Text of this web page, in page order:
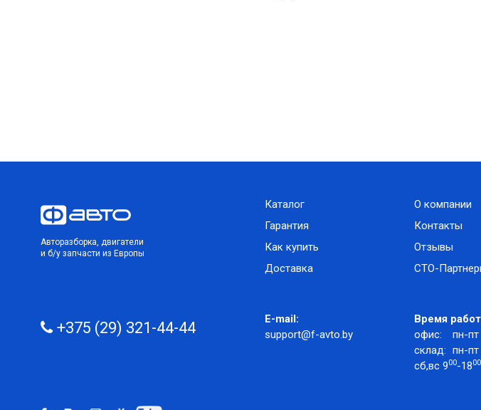
Авторазборка, двигатели
и б/у запчасти из Европы
Каталог
Гарантия
Как купить
Доставка
О компании
Контакты
Отзывы
СТО-
+375 (29) 321-44-44
E-mail:
support@f-avto.by
Время
офис:
пн-пт
склад: пн-пт
сб,вс 900-1800